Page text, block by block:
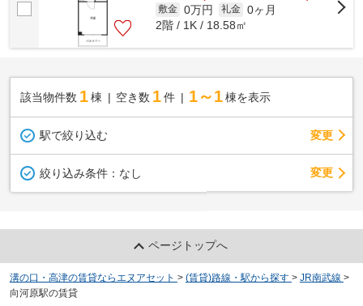
敷金 0万円 礼金 0ヶ月
2階 / 1K / 18.58㎡
該当物件数 1棟 空き数 1 件 1～1 棟を表示
駅で絞り込む 変更
絞り込み条件： なし 変更
ページトップへ
溝の口・高津の賃貸ならエヌアセット > (賃貸)路線・駅から探す > JR南武線 >
向河原駅の賃貸